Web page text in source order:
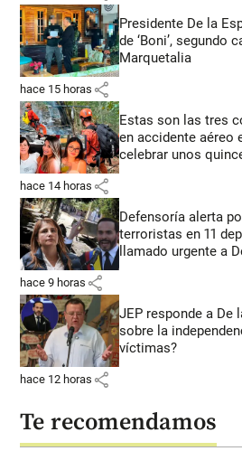
Presidente De la
de ‘Boni’, segundo
Marquetalia
hace 15 horas share
Estas son las tres
en accidente aéreo
celebrar unos
hace 14 horas share
Defensoría alerta
terroristas en 11
llamado urgente a
hace 9 horas share
JEP responde a De
sobre la
víctimas?
hace 12 horas share
Te recomendamos